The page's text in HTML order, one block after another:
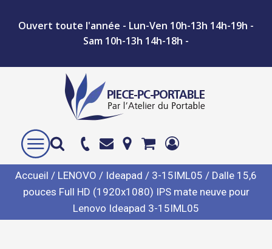
Ouvert toute l'année - Lun-Ven 10h-13h 14h-19h -
Sam 10h-13h 14h-18h -
Accueil / LENOVO / Ideapad / 3-15IML05 / Dalle 15,6
pouces Full HD (1920x1080) IPS mate neuve pour
Lenovo Ideapad 3-15IML05